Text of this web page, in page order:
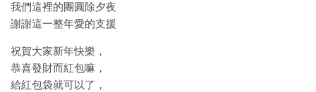
我們這裡的團圓除夕夜
謝謝這一整年愛的支援
祝賀大家新年快樂，
恭喜發財而紅包嘛，
給紅包袋就可以了，